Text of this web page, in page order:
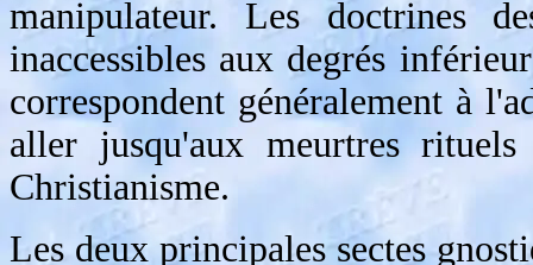
manipulateur. Les doctrines
inaccessibles aux degrés
correspondent généralement à
aller jusqu'aux meurtres
Christianisme.
Les deux principales sectes